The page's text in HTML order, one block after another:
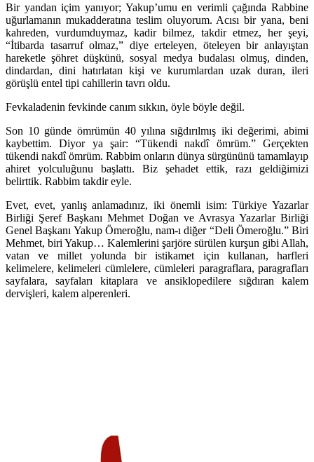
Bir yandan içim yanıyor; Yakup’umu en verimli çağında Rabbine
uğurlamanın mukadderatına teslim oluyorum. Acısı bir yana, beni
kahreden, vurdumduymaz, kadir bilmez, takdir etmez, her şeyi,
“İtibarda tasarruf olmaz,” diye erteleyen, öteleyen bir anlayıştan
hareketle şöhret düşkünü, sosyal medya budalası olmuş, dinden,
dindardan, dini hatırlatan kişi ve kurumlardan uzak duran, ileri
görüşlü entel tipi cahillerin tavrı oldu.
Fevkaladenin fevkinde canım sıkkın, öyle böyle değil.
Son 10 günde ömrümün 40 yılına sığdırılmış iki değerimi, abimi
kaybettim. Diyor ya şair: “Tükendi nakdî ömrüm.” Gerçekten
tükendi nakdî ömrüm. Rabbim onların dünya sürgününü tamamlayıp
ahiret yolculuğunu başlattı. Biz şehadet ettik, razı geldiğimizi
belirttik. Rabbim takdir eyle.
Evet, evet, yanlış anlamadınız, iki önemli isim: Türkiye Yazarlar
Birliği Şeref Başkanı Mehmet Doğan ve Avrasya Yazarlar Birliği
Genel Başkanı Yakup Ömeroğlu, nam-ı diğer “Deli Ömeroğlu.” Biri
Mehmet, biri Yakup… Kalemlerini şarjöre sürülen kurşun gibi Allah,
vatan ve millet yolunda bir istikamet için kullanan, harfleri
kelimelere, kelimeleri cümlelere, cümleleri paragraflara, paragrafları
sayfalara, sayfaları kitaplara ve ansiklopedilere sığdıran kalem
dervişleri, kalem alperenleri.